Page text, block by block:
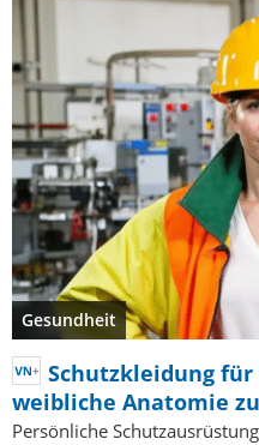
Gesundheit
Schutzkleidung für
weibliche Anatomie
Persönliche